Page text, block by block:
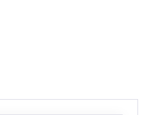
einer Vielzahl